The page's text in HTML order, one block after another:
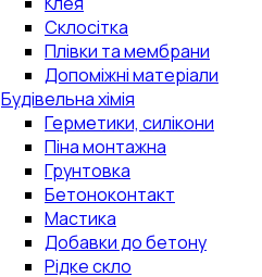
Склосітка
Плівки та мембрани
Допоміжні матеріали
Будівельна хімія
Герметики, силікони
Піна монтажна
Грунтовка
Бетоноконтакт
Мастика
Добавки до бетону
Рідке скло